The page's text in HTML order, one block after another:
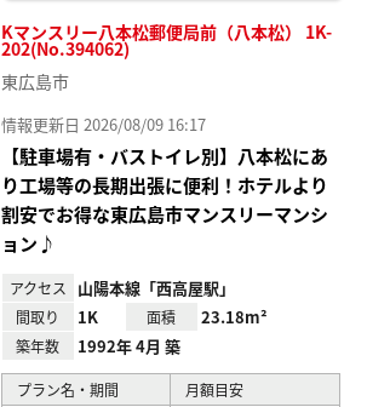
Kマンスリー八本松郵便局前（八本松） 1K-
202(No.394062)
東広島市
情報更新日 2026/08/09 16:17
【駐車場有・バストイレ別】八本松にあ
り工場等の長期出張に便利！ホテルより
割安でお得な東広島市マンスリーマンシ
ョン♪
アクセス 山陽本線「西高屋駅」
間取り 1K 面積 23.18m²
築年数 1992年 4月 築
プラン名・期間
月額目安